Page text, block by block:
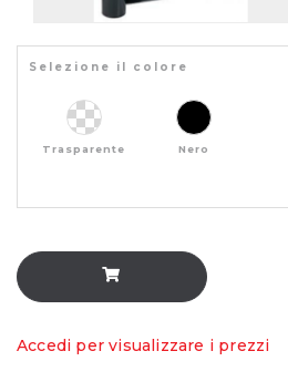
Selezione il colore
Trasparente Nero
Accedi per visualizzare i prezzi